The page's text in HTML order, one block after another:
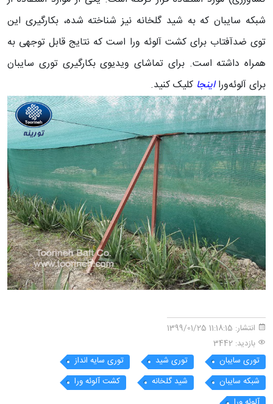
شبکه سایبان که به شید گلخانه نیز شناخته شده، بکارگیری این
توی ضدآفتاب برای کشت آلوئه ورا است که نتایج قابل توجهی به
همراه داشته است. برای تماشای ویدیوی بکارگیری توری سایبان
برای آلوئه‌ورا اینجا کلیک کنید.
انتشار: 11:18:15 1399/01/25
بازدید: 3442
توری سایبان
توری شید
توری سایه انداز
شبکه سایبان
شید گلخانه
کشت آلوئه ورا